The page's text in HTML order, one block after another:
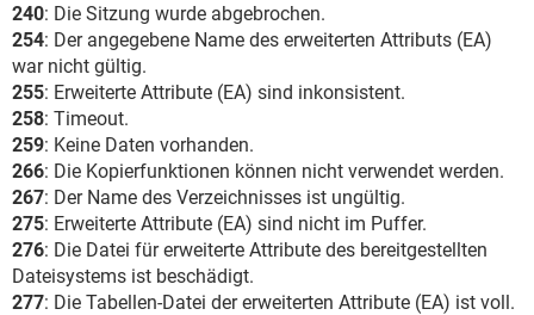
240: Die Sitzung wurde abgebrochen.
254: Der angegebene Name des erweiterten Attributs (EA)
war nicht gültig.
255: Erweiterte Attribute (EA) sind inkonsistent.
258: Timeout.
259: Keine Daten vorhanden.
266: Die Kopierfunktionen können nicht verwendet werden.
267: Der Name des Verzeichnisses ist ungültig.
275: Erweiterte Attribute (EA) sind nicht im Puffer.
276: Die Datei für erweiterte Attribute des bereitgestellten
Dateisystems ist beschädigt.
277: Die Tabellen-Datei der erweiterten Attribute (EA) ist voll.